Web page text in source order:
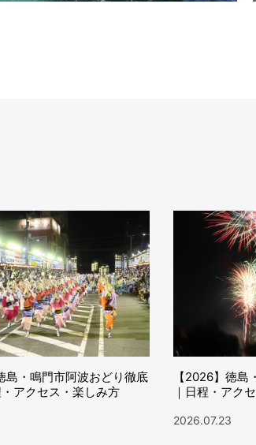
島・鳴門市阿波おどり徹底
アクセス・楽しみ方
【2026】徳島
｜日程・アク
2026.07.23